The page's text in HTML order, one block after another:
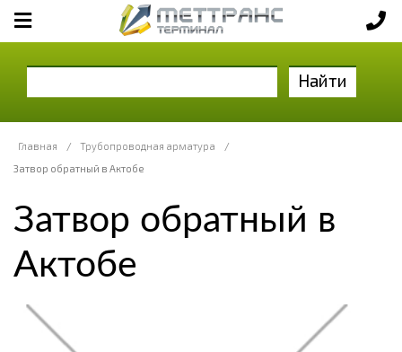
Найти
Главная / Трубопроводная арматура
/
Затвор обратный в Актобе
Затвор обратный в
Актобе